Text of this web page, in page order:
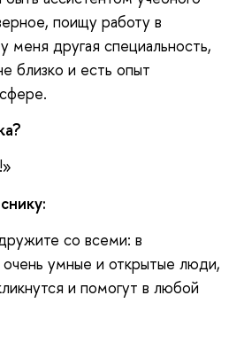
поищу работу в
меня другая специальность,
близко и есть опыт
со всеми: в
умные и открытые люди,
и помогут в любой